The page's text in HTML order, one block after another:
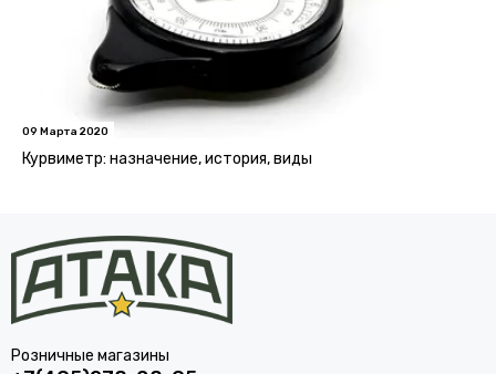
09 Марта 2020
Курвиметр: назначение, история, виды
Розничные магазины